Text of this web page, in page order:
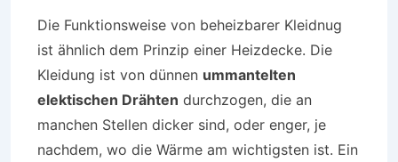
Die Funktionsweise von beheizbarer Kleidnug
ist ähnlich dem Prinzip einer Heizdecke. Die
Kleidung ist von dünnen ummantelten
elektischen Drähten durchzogen, die an
manchen Stellen dicker sind, oder enger, je
nachdem, wo die Wärme am wichtigsten ist. Ein